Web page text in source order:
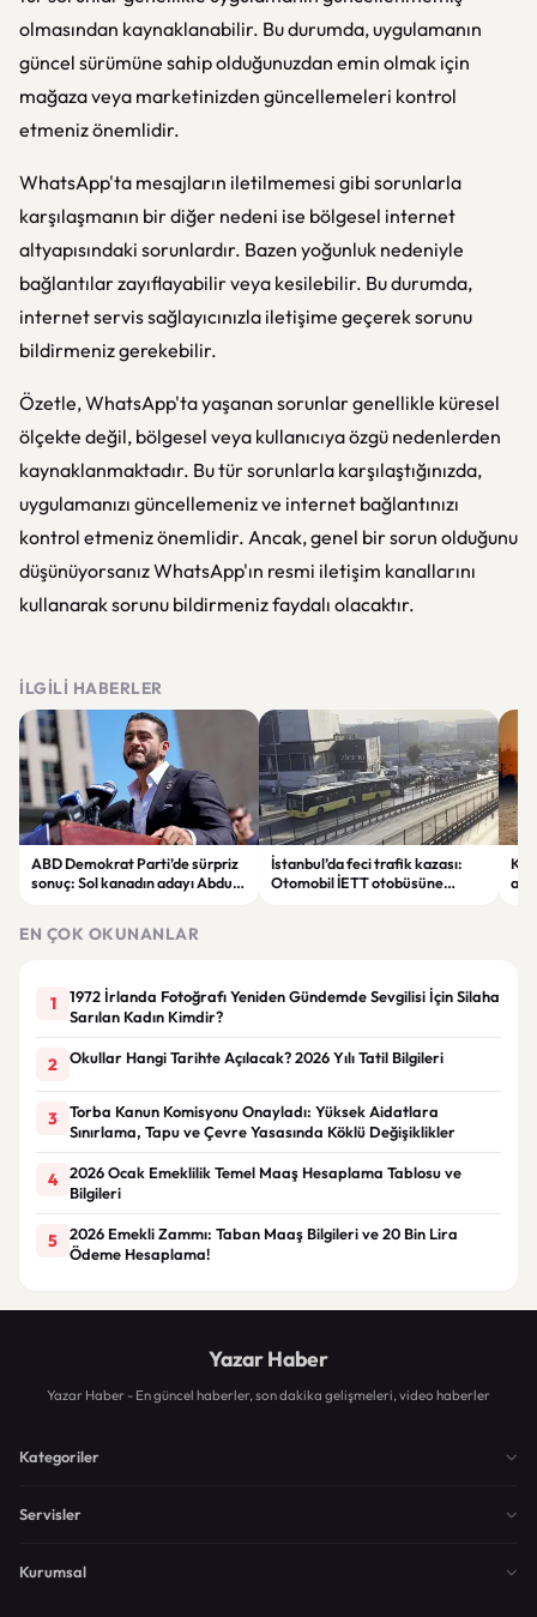
olmasından kaynaklanabilir. Bu durumda, uygulamanın
güncel sürümüne sahip olduğunuzdan emin olmak için
mağaza veya marketinizden güncellemeleri kontrol
etmeniz önemlidir.
WhatsApp'ta mesajların iletilmemesi gibi sorunlarla
karşılaşmanın bir diğer nedeni ise bölgesel internet
altyapısındaki sorunlardır. Bazen yoğunluk nedeniyle
bağlantılar zayıflayabilir veya kesilebilir. Bu durumda,
internet servis sağlayıcınızla iletişime geçerek sorunu
bildirmeniz gerekebilir.
Özetle, WhatsApp'ta yaşanan sorunlar genellikle küresel
ölçekte değil, bölgesel veya kullanıcıya özgü nedenlerden
kaynaklanmaktadır. Bu tür sorunlarla karşılaştığınızda,
uygulamanızı güncellemeniz ve internet bağlantınızı
kontrol etmeniz önemlidir. Ancak, genel bir sorun olduğunu
düşünüyorsanız WhatsApp'ın resmi iletişim kanallarını
kullanarak sorunu bildirmeniz faydalı olacaktır.
İLGILI HABERLER
ABD Demokrat Parti’de sürpriz
sonuç: Sol kanadın adayı Abdul
İstanbul’da feci trafik kazası:
Otomobil İETT otobüsüne
EN ÇOK OKUNANLAR
1
1972 İrlanda Fotoğrafı Yeniden Gündemde Sevgilisi İçin Silaha
Sarılan Kadın Kimdir?
2 Okullar Hangi Tarihte Açılacak? 2026 Yılı Tatil Bilgileri
3
Torba Kanun Komisyonu Onayladı: Yüksek Aidatlara
Sınırlama, Tapu ve Çevre Yasasında Köklü Değişiklikler
4
2026 Ocak Emeklilik Temel Maaş Hesaplama Tablosu ve
Bilgileri
5
2026 Emekli Zammı: Taban Maaş Bilgileri ve 20 Bin Lira
Ödeme Hesaplama!
Yazar Haber
Yazar Haber - En güncel haberler, son dakika gelişmeleri, video haberler
Kategoriler
Servisler
Kurumsal